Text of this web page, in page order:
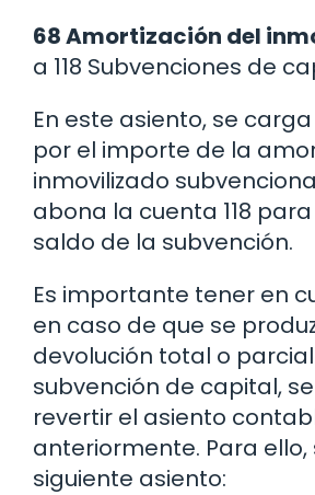
68 Amortización del
a 118 Subvenciones de
En este asiento, se
por el importe de la
inmovilizado
abona la cuenta 118
saldo de la subvención.
Es importante tener en
en caso de que se
devolución total o
subvención de capital,
revertir el asiento
anteriormente. Para ello,
siguiente asiento: